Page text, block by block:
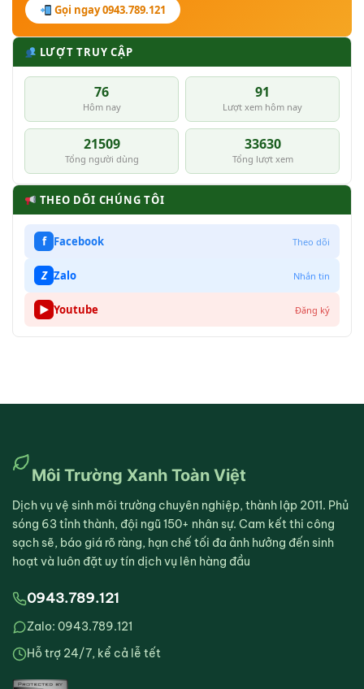
Gọi ngay 0943.789.121
LƯỢT TRUY CẬP
76
Hôm nay
91
Lượt xem hôm nay
21509
Tổng người dùng
33630
Tổng lượt xem
THEO DÕI CHÚNG TÔI
f Facebook Theo dõi
Z Zalo Nhắn tin
▶ Youtube Đăng ký
Môi Trường Xanh Toàn Việt
Dịch vụ vệ sinh môi trường chuyên nghiệp, thành lập 2011. Phủ
sóng 63 tỉnh thành, đội ngũ 150+ nhân sự. Cam kết thi công
sạch sẽ, báo giá rõ ràng, hạn chế tối đa ảnh hưởng đến sinh
hoạt và luôn đặt uy tín dịch vụ lên hàng đầu
0943.789.121
Zalo: 0943.789.121
Hỗ trợ 24/7, kể cả lễ tết